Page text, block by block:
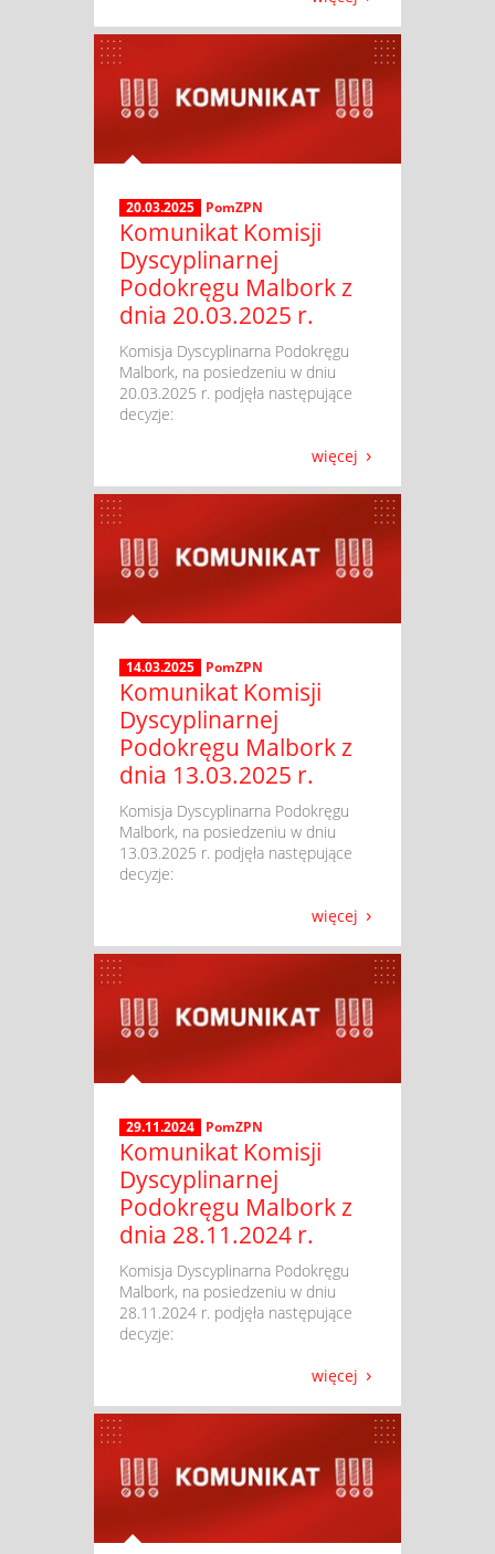
20.03.2025 PomZPN
Komunikat Komisji
Dyscyplinarnej
Podokręgu Malbork z
dnia 20.03.2025 r.
​ Komisja Dyscyplinarna Podokręgu
Malbork, na posiedzeniu w dniu
20.03.2025 r. podjęła następujące
decyzje:
więcej
14.03.2025 PomZPN
Komunikat Komisji
Dyscyplinarnej
Podokręgu Malbork z
dnia 13.03.2025 r.
​ Komisja Dyscyplinarna Podokręgu
Malbork, na posiedzeniu w dniu
13.03.2025 r. podjęła następujące
decyzje:
więcej
29.11.2024 PomZPN
Komunikat Komisji
Dyscyplinarnej
Podokręgu Malbork z
dnia 28.11.2024 r.
​ Komisja Dyscyplinarna Podokręgu
Malbork, na posiedzeniu w dniu
28.11.2024 r. podjęła następujące
decyzje:
więcej